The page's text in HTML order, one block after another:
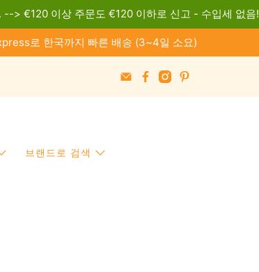
--> €120 이상 주문도 €120 이하로 신고 - 수입세 없음!
로 한국까지 빠른 배송 (3~4일 소요)
브랜드로 검색